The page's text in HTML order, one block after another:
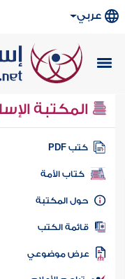
عربي
المكتبة
كتب PDF
كتاب الأمة
المكتبة
الكتب